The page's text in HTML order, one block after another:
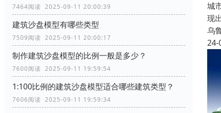
7464阅读 2025-09-11 20:00:39
建筑沙盘模型有哪些类型
7509阅读 2025-09-11 20:00:17
制作建筑沙盘模型的比例一般是多少？
7600阅读 2025-09-11 19:59:54
1:100比例的建筑沙盘模型适合哪些建筑类型？
7606阅读 2025-09-11 19:59:34
城
现
乌
24-